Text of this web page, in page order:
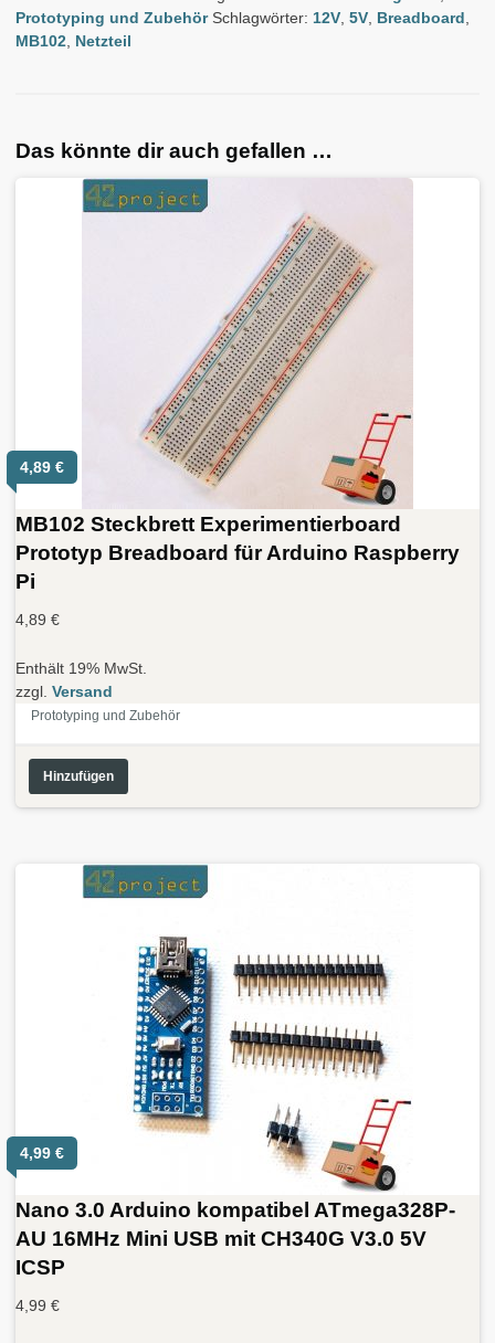
Prototyping und Zubehör Schlagwörter: 12V 5V Breadboard
MB102 Netzteil
Das könnte dir auch gefallen …
4,89 €
MB102 Steckbrett Experimentierboard
Prototyp Breadboard für Arduino Raspberry
Pi
4,89 €
Enthält 19% MwSt.
zzgl. Versand
Prototyping und Zubehör
Hinzufügen
4,99 €
Nano 3.0 Arduino kompatibel ATmega328P-
AU 16MHz Mini USB mit CH340G V3.0 5V
ICSP
4,99 €